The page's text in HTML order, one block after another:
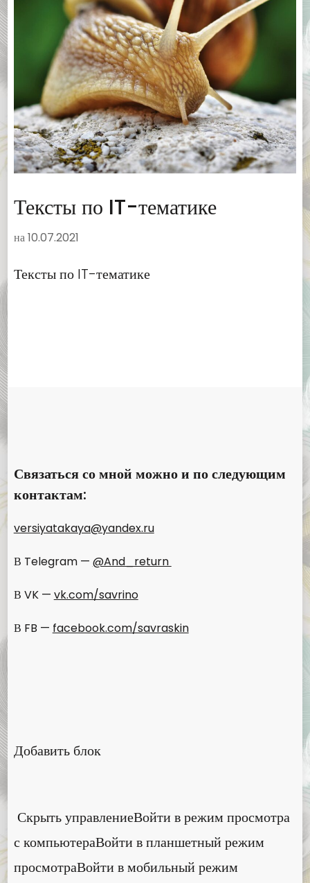
Тексты по IT-тематике
на10.07.2021
Тексты по IT-тематике
Связаться со мной можно и по следующим
контактам:
versiyatakaya@yandex.ru
В Telegram — @And_return
В VK — vk.com/savrino
В FB — facebook.com/savraskin
Добавить блок
Скрыть управлениеВойти в режим просмотра
с компьютераВойти в планшетный режим
просмотраВойти в мобильный режим